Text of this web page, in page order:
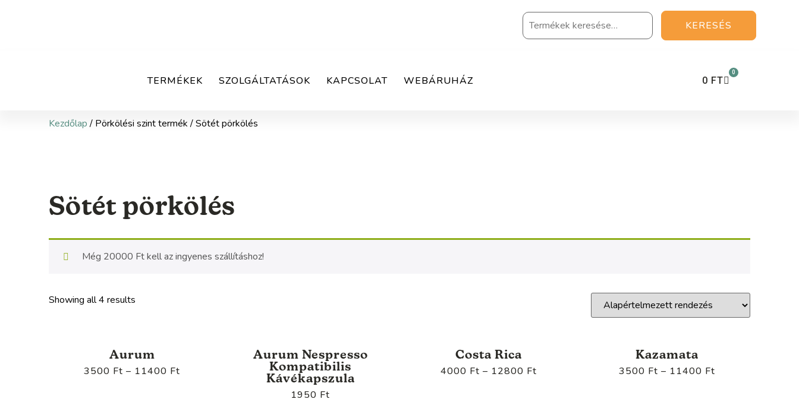
KERESÉS
TERMÉKEK SZOLGÁLTATÁSOK KAPCSOLAT WEBÁRUHÁZ 0 FT
0
Kezdőlap/ Pörkölési szint termék / Sötét pörkölés
Sötét pörkölés
Még 20000 Ftkell az ingyenes szállításhoz!
Showing all 4 results
Aurum
3500 Ft – 11400 Ft
Aurum Nespresso
Kompatibilis
Kávékapszula
1950 Ft
Costa Rica
4000 Ft – 12800 Ft
Kazamata
3500 Ft – 11400 Ft